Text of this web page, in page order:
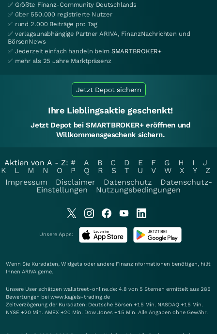
✅ Größte Finanz-Community Deutschlands
✅ über 550.000 registrierte Nutzer
✅ rund 2.000 Beiträge pro Tag
✅ verlagsunabhängige Partner ARIVA, FinanzNachrichten und
BörsenNews
✅ Jederzeit einfach handeln beim SMARTBROKER+
✅ mehr als 25 Jahre Marktpräsenz
Jetzt Depot sichern
Ihre Lieblingsaktie geschenkt!
Jetzt Depot bei SMARTBROKER+ eröffnen und
Willkommensgeschenk sichern.
Aktien von A - Z: # A B C D E F G H I
J
K
L M N O P Q R S T U V W X Y
Z
Impressum
Disclaimer Datenschutz
Datenschutz-
Einstellungen
Nutzungsbedingungen
Unsere Apps:
Wenn Sie Kursdaten, Widgets oder andere Finanzinformationen benötigen, hilft
Ihnen ARIVA gerne.
Unsere User schätzen wallstreet-online.de: 4.8 von 5 Sternen ermittelt aus 285
Bewertungen bei www.kagels-trading.de
Zeitverzögerung der Kursdaten: Deutsche Börsen +15 Min. NASDAQ +15 Min.
NYSE +20 Min. AMEX +20 Min. Dow Jones +15 Min. Alle Angaben ohne Gewähr.